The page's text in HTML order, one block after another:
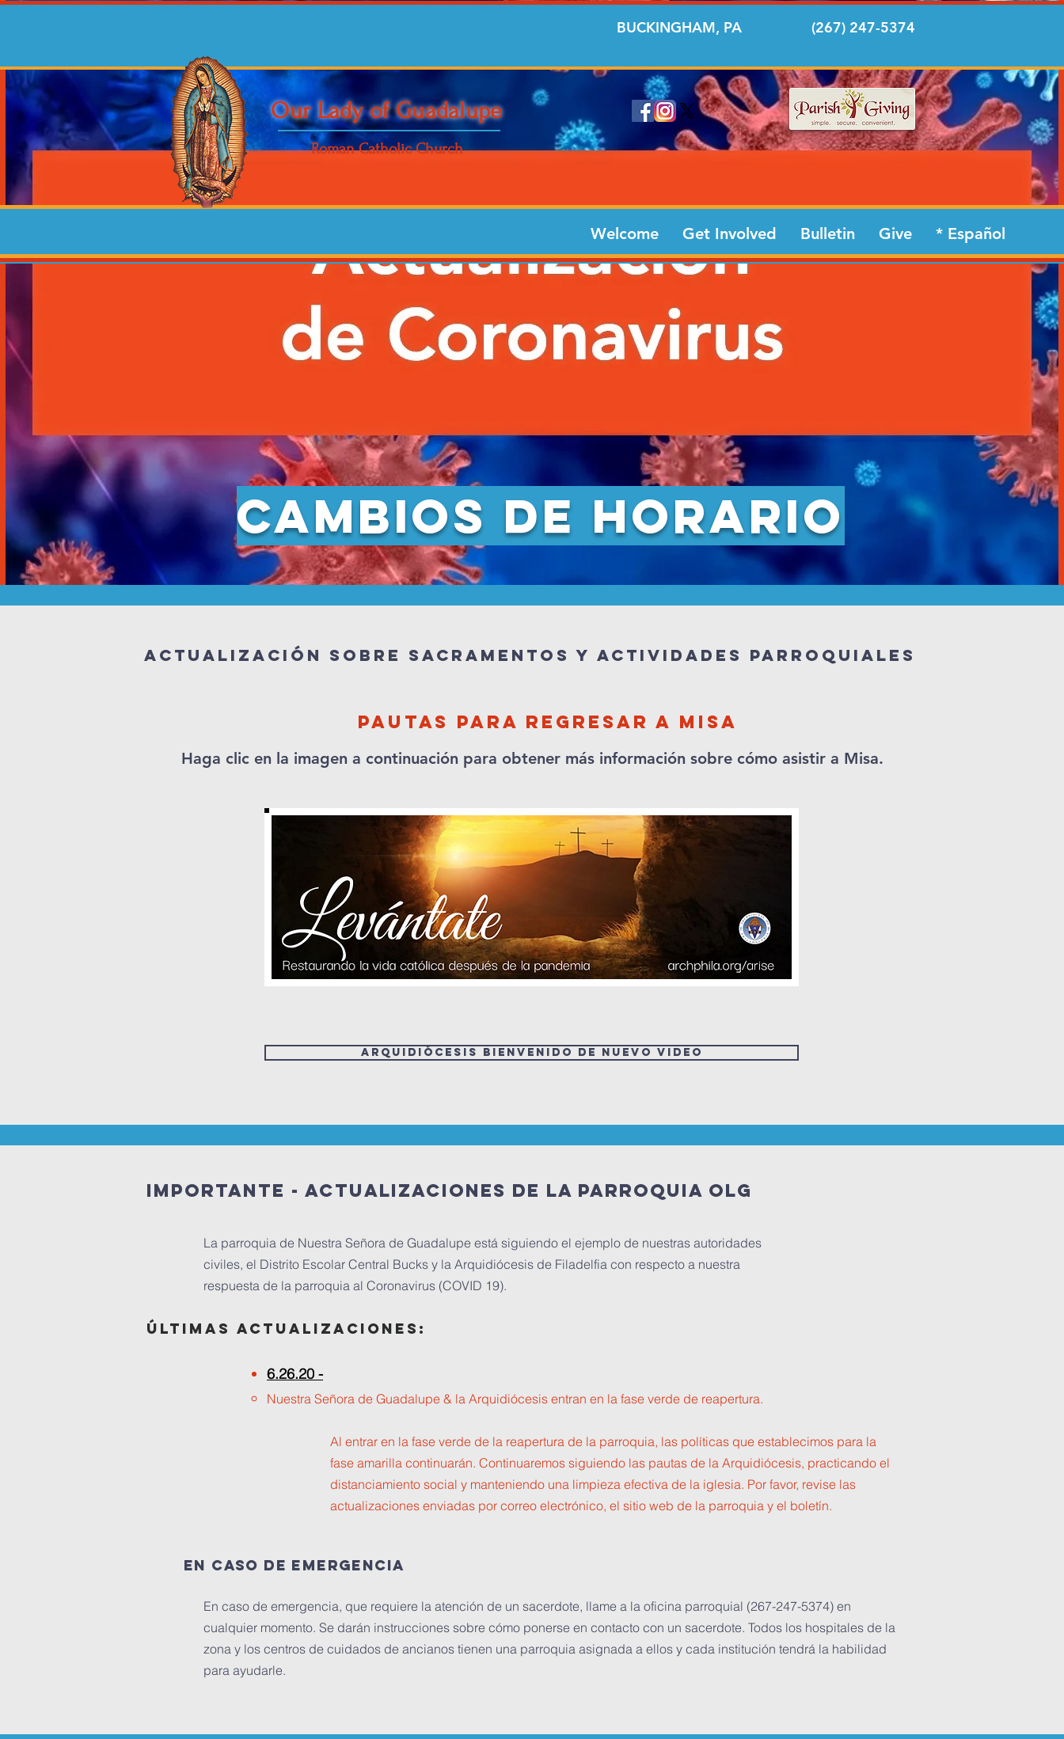
BUCKINGHAM, PA (267) 247-5374
Our Lady of Guadalupe
Roman Catholic Church
Welcome Get Involved Bulletin Give * Español
cambios de horario
Actualización sobre sacramentos y actividades parroquiales
Pautas para regresar a misa
Haga clic en la imagen a continuación para obtener más información sobre cómo asistir a Misa.
Arquidiócesis Bienvenido de nuevo Video
IMPORTANTE - Actualizaciones de la parroquia OLG
La parroquia de Nuestra Señora de Guadalupe está siguiendo el ejemplo de nuestras autoridades
civiles, el Distrito Escolar Central Bucks y la Arquidiócesis de Filadelfia con respecto a nuestra
respuesta de la parroquia al Coronavirus (COVID 19).
Últimas actualizaciones:
6.26.20 -
Nuestra Señora de Guadalupe & la Arquidiócesis entran en la fase verde de reapertura.
Al entrar en la fase verde de la reapertura de la parroquia, las políticas que establecimos para la
fase amarilla continuarán. Continuaremos siguiendo las pautas de la Arquidiócesis, practicando el
distanciamiento social y manteniendo una limpieza efectiva de la iglesia. Por favor, revise las
actualizaciones enviadas por correo electrónico, el sitio web de la parroquia y el boletín.
en caso de emergencia
En caso de emergencia, que requiere la atención de un sacerdote, llame a la oficina parroquial (267-247-5374) en
cualquier momento. Se darán instrucciones sobre cómo ponerse en contacto con un sacerdote. Todos los hospitales de la
zona y los centros de cuidados de ancianos tienen una parroquia asignada a ellos y cada institución tendrá la habilidad
para ayudarle.